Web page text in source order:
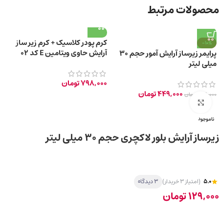
محصولات مرتبط
-10%
پرایمر زیرساز آرایش آمور حجم ۳۰
میلی لیتر
498,000 تومان 449,000تومان
کرم پودر کلاسیک + کرم زیر ساز
آرایش حاوی ویتامین E کد 02
798,000تومان
ناموجود
برای بزرگ‌نمایی کلیک کنید
زیرساز آرایش بلور لاکچری حجم ۳۰ میلی لیتر
5.0 (امتیاز 3 خریدار) 3 دیدگاه
129,000تومان